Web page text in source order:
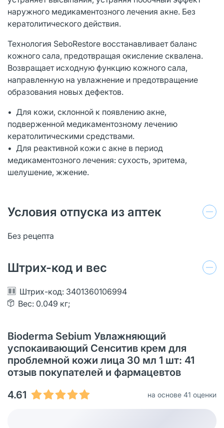
наружного медикаментозного лечения акне. Без
кератолитического действия.
Технология SeboRestore восстанавливает баланс
кожного сала, предотвращая окисление сквалена.
Возвращает исходную функцию кожного сала,
направленную на увлажнение и предотвращение
образования новых дефектов.
• Для кожи, склонной к появлению акне,
подверженной медикаментозному лечению
кератолитическими средствами.
• Для реактивной кожи с акне в период
медикаментозного лечения: сухость, эритема,
шелушение, жжение.
Условия отпуска из аптек
Без рецепта
Штрих-код и вес
Штрих-код: 3401360106994
Вес: 0.049 кг;
Bioderma Sebium Увлажняющий
успокаивающий Сенситив крем для
проблемной кожи лица 30 мл 1 шт: 41
oтзыв покупателей и фармацевтов
4.61
на основе 41 оценки